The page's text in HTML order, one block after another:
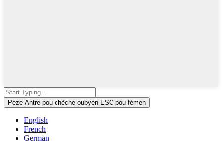
Peze Antre pou chèche oubyen ESC pou fèmen
English
French
German